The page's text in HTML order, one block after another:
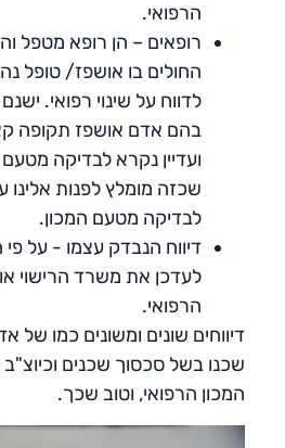
הרפואי.
רופאים – הן רופא מטפל
החולים בו אושפז/ טופל
לדווח על שינוי רפואי.
בהם אדם אושפז תקופה
ועדיין נקרא לבדיקה
שכזה מומלץ לפנות
לבדיקה מטעם המכון.
דיווח הנבדק עצמו - על
לעדכן את משרד הרישוי
הרפואי.
דיווחים שונים ומשונים כמו
שכנו בשל סכסוך שכנים וכיוצ"ב
המכון הרפואי, וטוב שכך.